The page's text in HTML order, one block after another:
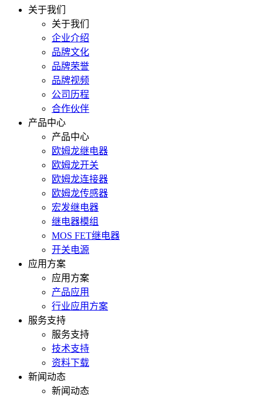
关于我们
关于我们
企业介绍
品牌文化
品牌荣誉
品牌视频
公司历程
合作伙伴
产品中心
产品中心
欧姆龙继电器
欧姆龙开关
欧姆龙连接器
欧姆龙传感器
宏发继电器
继电器模组
MOS FET继电器
开关电源
应用方案
应用方案
产品应用
行业应用方案
服务支持
服务支持
技术支持
资料下载
新闻动态
新闻动态